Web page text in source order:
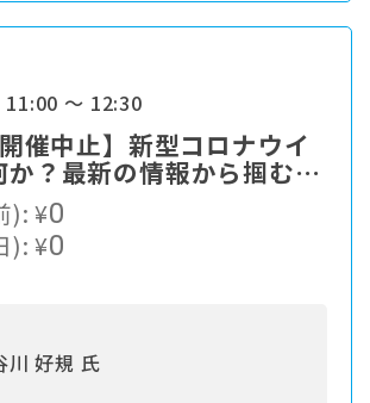
～ 12:30
開催中止】新型コロナウイ
か？最新の情報から掴む対
):¥0
):¥0
川 好規 氏